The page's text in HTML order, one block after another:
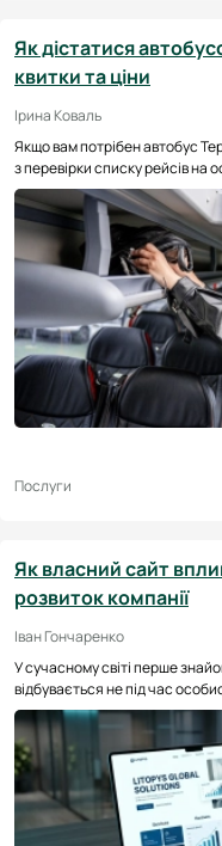
Як дістатися
квитки та ціни
Ірина Коваль
Якщо вам потрібен автобус
з перевірки списку рейсів на
Послуги
Як власний сайт
розвиток компанії
Іван Гончаренко
У сучасному світі перше
відбувається не під час